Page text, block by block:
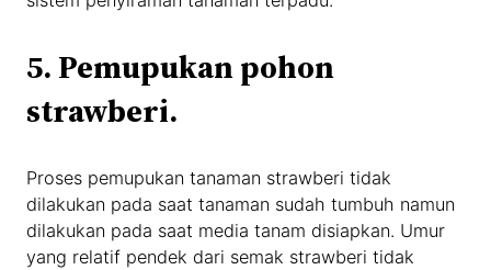
5. Pemupukan pohon
strawberi.
Proses pemupukan tanaman strawberi tidak
dilakukan pada saat tanaman sudah tumbuh namun
dilakukan pada saat media tanam disiapkan. Umur
yang relatif pendek dari semak strawberi tidak